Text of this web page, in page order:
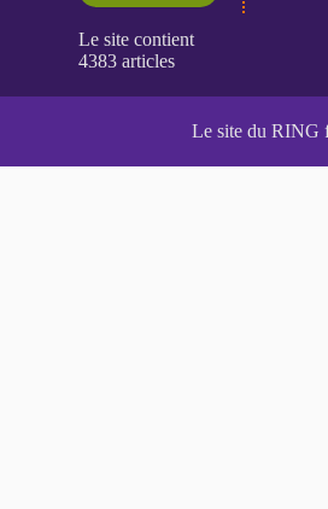
Le site du RING